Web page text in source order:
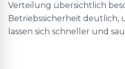
Verteilung übersichtlich
Betriebssicherheit deutlich,
lassen sich schneller und